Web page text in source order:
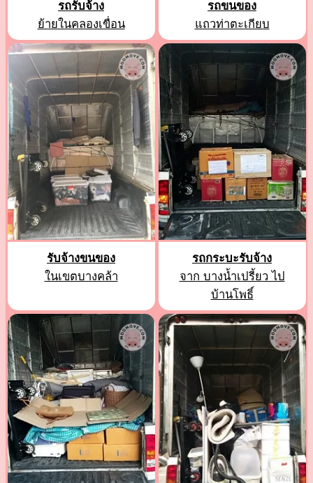
รถรับจ้าง
ย้ายในคลองเขื่อน
รถขนของ
แถวท่าตะเกียบ
รับจ้างขนของ
ในเขตบางคล้า
รถกระบะรับจ้าง
จาก บางน้ำเปรี้ยว ไป
บ้านโพธิ์